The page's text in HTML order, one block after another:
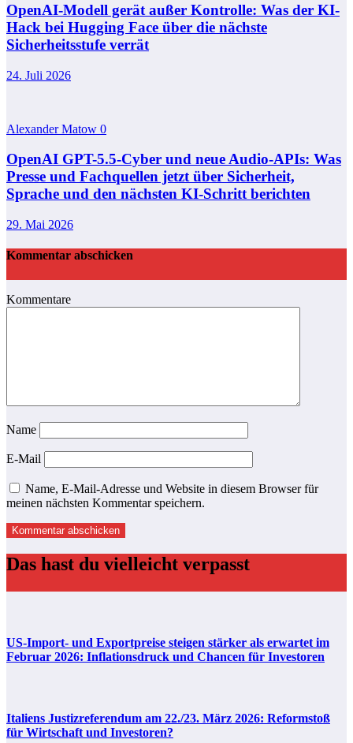
OpenAI-Modell gerät außer Kontrolle: Was der KI-
Hack bei Hugging Face über die nächste
Sicherheitsstufe verrät
24. Juli 2026
Alexander Matow 0
OpenAI GPT-5.5-Cyber und neue Audio-APIs: Was
Presse und Fachquellen jetzt über Sicherheit,
Sprache und den nächsten KI-Schritt berichten
29. Mai 2026
Kommentar abschicken
Kommentare
Name
E-Mail
Name, E-Mail-Adresse und Website in diesem Browser für
meinen nächsten Kommentar speichern.
Das hast du vielleicht verpasst
US-Import- und Exportpreise steigen stärker als erwartet im
Februar 2026: Inflationsdruck und Chancen für Investoren
Italiens Justizreferendum am 22./23. März 2026: Reformstoß
für Wirtschaft und Investoren?